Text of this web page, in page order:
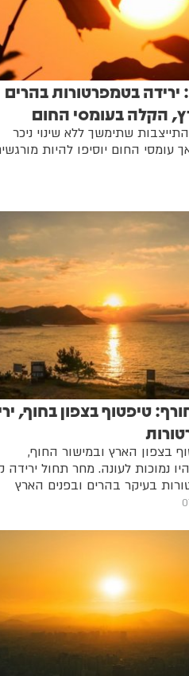
בטמפרטורות בהרים
הקלה בעומסי החום
שתימשך ללא שינוי ניכר
עומסי החום יוסיפו להיות
טיפטוף בצפון בחוף,
בצפון הארץ ובמישור החוף,
נמוכות לעונה. מחר תחול ירידה
בעיקר בהרים ובפנים הארץ